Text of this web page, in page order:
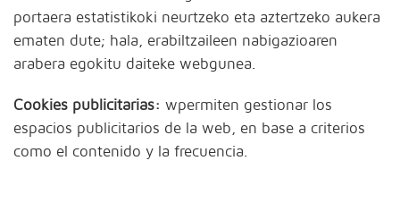
portaera estatistikoki neurtzeko eta aztertzeko aukera
ematen dute; hala, erabiltzaileen nabigazioaren
arabera egokitu daiteke webgunea.
Cookies publicitarias: wpermiten gestionar los
espacios publicitarios de la web, en base a criterios
como el contenido y la frecuencia.